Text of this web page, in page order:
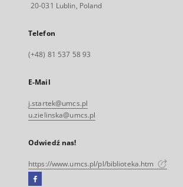
20-031 Lublin, Poland
Telefon
(+48) 81 537 58 93
E-Mail
j.startek@umcs.pl
u.zielinska@umcs.pl
Odwiedź nas!
https://www.umcs.pl/pl/biblioteka.htm
Facebook